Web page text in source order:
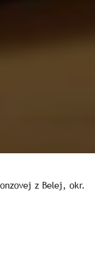
z Belej, okr.